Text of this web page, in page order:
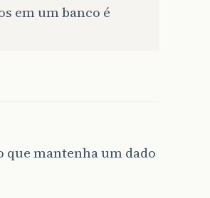
em um banco é
mantenha um dado